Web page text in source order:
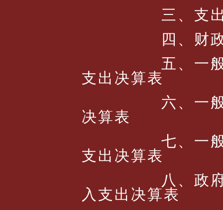
三、支
四、财
五、一
支出决算表
六、一
决算表
七、一
支出决算表
八、政
入支出决算表